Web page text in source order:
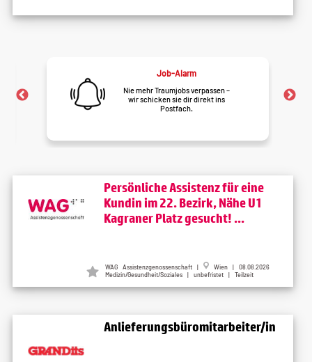
Job-Alarm
Nie mehr Traumjobs verpassen –
wir schicken sie dir direkt ins
Postfach.
Persönliche Assistenz für eine
Kundin im 22. Bezirk, Nähe U1
Kagraner Platz gesucht! ...
WAG Assistenzgenossenschaft | Wien | 08.08.2026
Medizin/Gesundheit/Soziales | unbefristet | Teilzeit
Anlieferungsbüromitarbeiter/in